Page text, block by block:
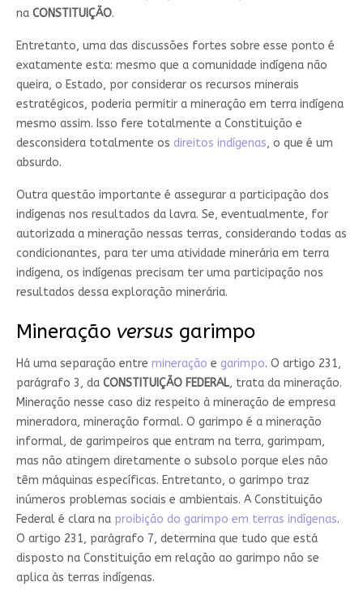
na CONSTITUIÇÃO.
Entretanto, uma das discussões fortes sobre esse ponto é
exatamente esta: mesmo que a comunidade indígena não
queira, o Estado, por considerar os recursos minerais
estratégicos, poderia permitir a mineração em terra indígena
mesmo assim. Isso fere totalmente a Constituição e
desconsidera totalmente os direitos indígenas, o que é um
absurdo.
Outra questão importante é assegurar a participação dos
indígenas nos resultados da lavra. Se, eventualmente, for
autorizada a mineração nessas terras, considerando todas as
condicionantes, para ter uma atividade minerária em terra
indígena, os indígenas precisam ter uma participação nos
resultados dessa exploração minerária.
Mineração versusgarimpo
Há uma separação entre mineração e garimpo. O artigo 231,
parágrafo 3, da CONSTITUIÇÃO FEDERAL, trata da mineração.
Mineração nesse caso diz respeito à mineração de empresa
mineradora, mineração formal. O garimpo é a mineração
informal, de garimpeiros que entram na terra, garimpam,
mas não atingem diretamente o subsolo porque eles não
têm máquinas específicas. Entretanto, o garimpo traz
inúmeros problemas sociais e ambientais. A Constituição
Federal é clara na proibição do garimpo em terras indígenas.
O artigo 231, parágrafo 7, determina que tudo que está
disposto na Constituição em relação ao garimpo não se
aplica às terras indígenas.